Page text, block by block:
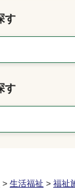
す
す
> 生活福祉 > 福祉